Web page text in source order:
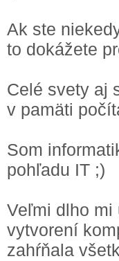
Ak ste
to dokážete
Celé svety aj
v pamäti
Som
pohľadu IT ;)
Veľmi dlho
vytvorení
zahŕňala